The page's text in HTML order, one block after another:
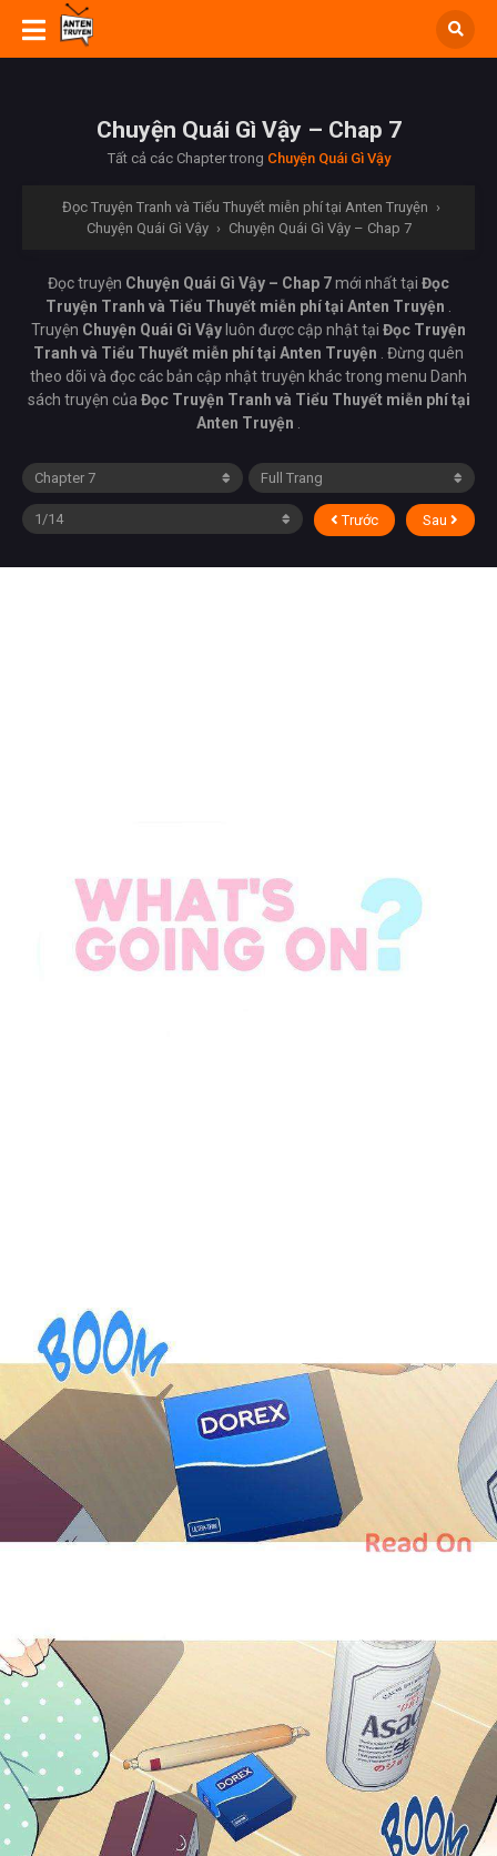
Chuyện Quái Gì Vậy – Chap 7
Tất cả các Chapter trong Chuyện Quái Gì Vậy
Đọc Truyện Tranh và Tiểu Thuyết miễn phí tại Anten Truyện ›
Chuyện Quái Gì Vậy › Chuyện Quái Gì Vậy – Chap 7
Đọc truyện Chuyện Quái Gì Vậy – Chap 7mới nhất tại Đọc
Truyện Tranh và Tiểu Thuyết miễn phí tại Anten Truyện
Truyện Chuyện Quái Gì Vậy luôn được cập nhật tại Đọc Truyện
Tranh và Tiểu Thuyết miễn phí tại Anten Truyện
. Đừng quên
theo dõi và đọc các bản cập nhật truyện khác trong menu Danh
sách truyện của Đọc Truyện Tranh và Tiểu Thuyết miễn phí tại
Anten Truyện
Trước Sau